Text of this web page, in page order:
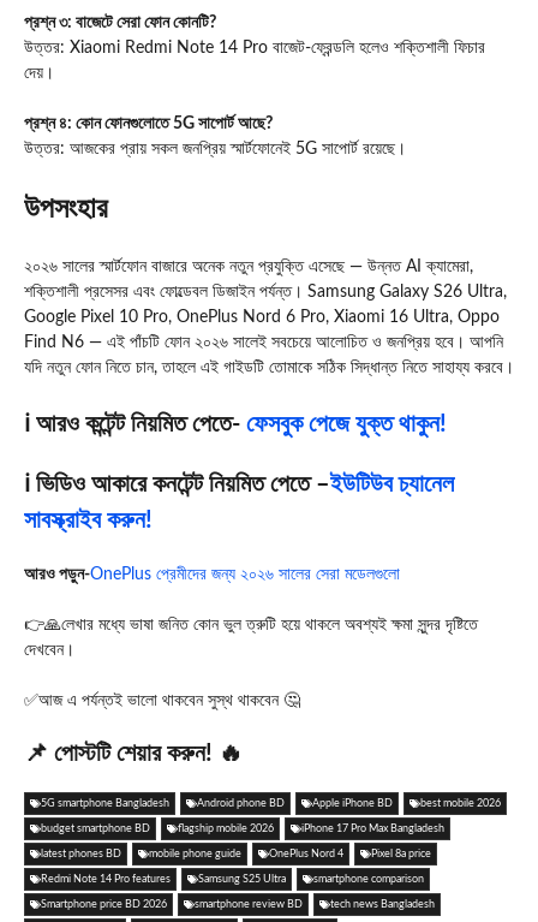
প্রশ্ন ৩: বাজেটে সেরা ফোন কোনটি?
উত্তর: Xiaomi Redmi Note 14 Pro বাজেট‑ফ্রেন্ডলি হলেও শক্তিশালী ফিচার
দেয়।
প্রশ্ন ৪: কোন ফোনগুলোতে 5G সাপোর্ট আছে?
উত্তর: আজকের প্রায় সকল জনপ্রিয় স্মার্টফোনেই 5G সাপোর্ট রয়েছে।
উপসংহার
২০২৬ সালের স্মার্টফোন বাজারে অনেক নতুন প্রযুক্তি এসেছে — উন্নত AI ক্যামেরা,
শক্তিশালী প্রসেসর এবং ফোল্ডেবল ডিজাইন পর্যন্ত। Samsung Galaxy S26 Ultra,
Google Pixel 10 Pro, OnePlus Nord 6 Pro, Xiaomi 16 Ultra, Oppo
Find N6 — এই পাঁচটি ফোন ২০২৬ সালেই সবচেয়ে আলোচিত ও জনপ্রিয় হবে। আপনি
যদি নতুন ফোন নিতে চান, তাহলে এই গাইডটি তোমাকে সঠিক সিদ্ধান্ত নিতে সাহায্য করবে।
ℹ️ আরও কন্টেন্ট নিয়মিত পেতে- ফেসবুক পেজে যুক্ত থাকুন!
ℹ️ ভিডিও আকারে কনটেন্ট নিয়মিত পেতে –ইউটিউব চ্যানেল
সাবস্ক্রাইব করুন!
আরও পড়ুন-OnePlus প্রেমীদের জন্য ২০২৬ সালের সেরা মডেলগুলো
👉🙏লেখার মধ্যে ভাষা জনিত কোন ভুল ত্রুটি হয়ে থাকলে অবশ্যই ক্ষমা সুন্দর দৃষ্টিতে
দেখবেন।
✅আজ এ পর্যন্তই ভালো থাকবেন সুস্থ থাকবেন 🤔
📌 পোস্টটি শেয়ার করুন! 🔥
5G smartphone Bangladesh Android phone BD Apple iPhone BD best mobile 2026
budget smartphone BD flagship mobile 2026 iPhone 17 Pro Max Bangladesh
latest phones BD mobile phone guide OnePlus Nord 4 Pixel 8a price
Redmi Note 14 Pro features Samsung S25 Ultra smartphone comparison
Smartphone price BD 2026 smartphone review BD tech news Bangladesh